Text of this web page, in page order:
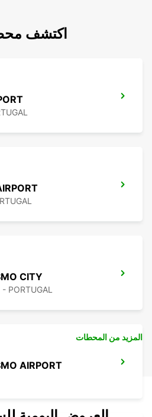
اكتشف
CITY
PORTUGAL
AIRPORT
المزيد من المحطات